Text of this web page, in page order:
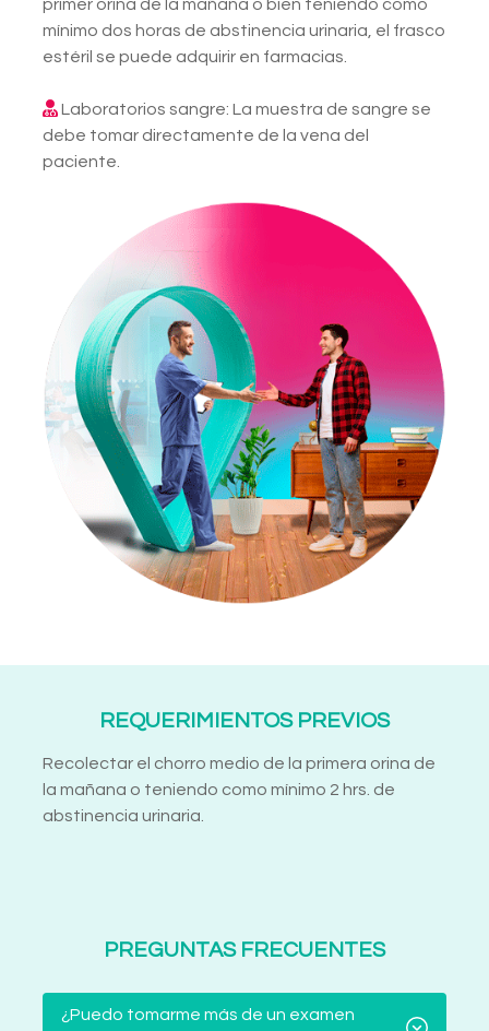
primer orina de la mañana o bien teniendo como
mínimo dos horas de abstinencia urinaria, el frasco
estéril se puede adquirir en farmacias.
Laboratorios sangre: La muestra de sangre se
debe tomar directamente de la vena del
paciente.
REQUERIMIENTOS PREVIOS
Recolectar el chorro medio de la primera orina de
la mañana o teniendo como mínimo 2 hrs. de
abstinencia urinaria.
PREGUNTAS FRECUENTES
¿Puedo tomarme más de un examen